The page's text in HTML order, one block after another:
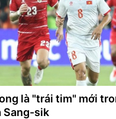
là "trái tim" mới
Sang-sik